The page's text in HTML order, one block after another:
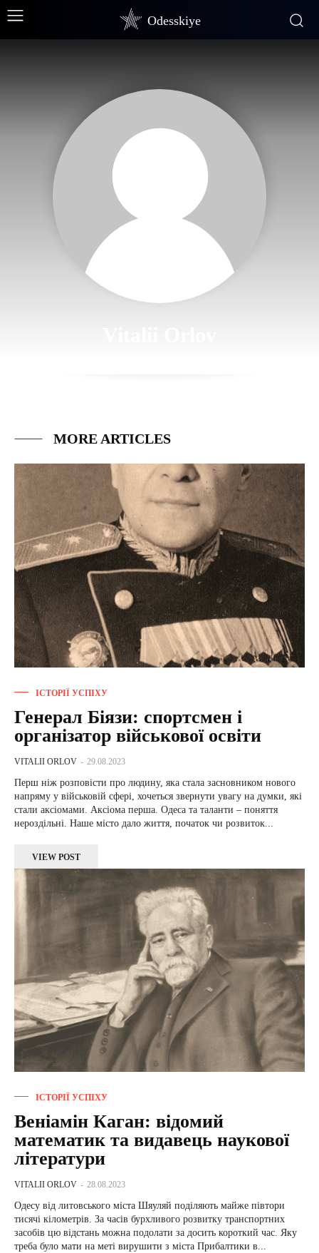
Odesskiye
MORE ARTICLES
ІСТОРІЇ УСПІХУ
Генерал Біязи: спортсмен і
організатор військової освіти
VITALII ORLOV - 29.08.2023
Перш ніж розповісти про людину, яка стала засновником нового
напряму у військовій сфері, хочеться звернути увагу на думки, які
стали аксіомами. Аксіома перша. Одеса та таланти – поняття
нероздільні. Наше місто дало життя, початок чи розвиток...
VIEW POST
ІСТОРІЇ УСПІХУ
Веніамін Каган: відомий
математик та видавець наукової
літератури
VITALII ORLOV - 28.08.2023
Одесу від литовського міста Шяуляй поділяють майже півтори
тисячі кілометрів. За часів бурхливого розвитку транспортних
засобів цю відстань можна подолати за досить короткий час. Яку
треба було мати на меті вирушити з міста Прибалтики в...